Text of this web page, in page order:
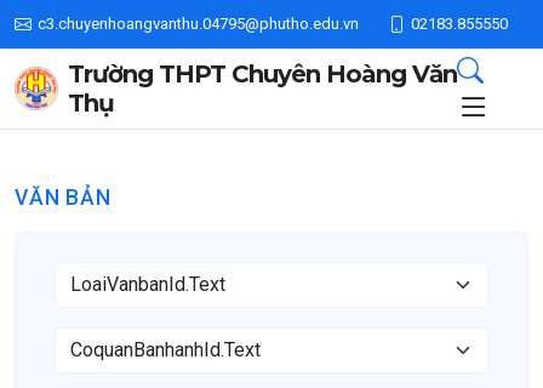
c3.chuyenhoangvanthu.04795@phutho.edu.vn 02183.855550
Trường THPT Chuyên Hoàng Văn
Thụ
VĂN BẢN